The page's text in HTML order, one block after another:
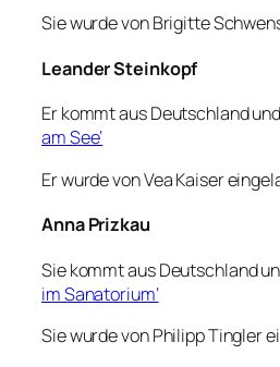
Sie wurde von Brigitte
Leander Steinkopf
Er kommt aus Deutschland
am See‘
Er wurde von Vea Kaiser
Anna Prizkau
Sie kommt aus Deutschland
im Sanatorium‘
Sie wurde von Philipp Tingler